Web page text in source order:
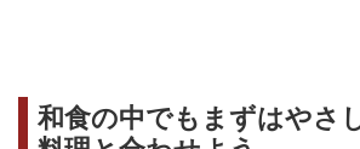
和食の中でもまずはやさ